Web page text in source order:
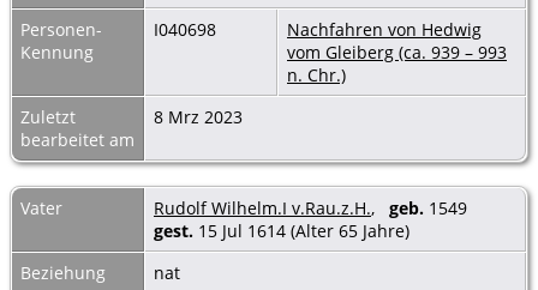
Personen-
Kennung
I040698
Nachfahren von Hedwig
vom Gleiberg (ca. 939 – 993
n. Chr.)
Zuletzt
bearbeitet am
8 Mrz 2023
Vater Rudolf Wilhelm.I v.Rau.z.H., geb. 1549
gest. 15 Jul 1614 (Alter 65 Jahre)
Beziehung
nat